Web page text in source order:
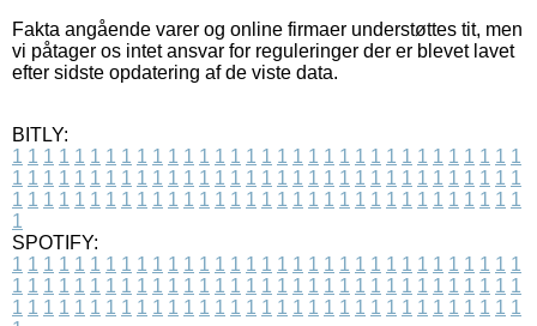
Fakta angående varer og online firmaer understøttes tit, men
vi påtager os intet ansvar for reguleringer der er blevet lavet
efter sidste opdatering af de viste data.
BITLY:
1 1 1 1 1 1 1 1 1 1 1 1 1 1 1 1 1 1 1 1 1 1 1 1 1 1 1 1 1 1 1 1 1
1 1 1 1 1 1 1 1 1 1 1 1 1 1 1 1 1 1 1 1 1 1 1 1 1 1 1 1 1 1 1 1 1
1 1 1 1 1 1 1 1 1 1 1 1 1 1 1 1 1 1 1 1 1 1 1 1 1 1 1 1 1 1 1 1 1
1
SPOTIFY:
1 1 1 1 1 1 1 1 1 1 1 1 1 1 1 1 1 1 1 1 1 1 1 1 1 1 1 1 1 1 1 1 1
1 1 1 1 1 1 1 1 1 1 1 1 1 1 1 1 1 1 1 1 1 1 1 1 1 1 1 1 1 1 1 1 1
1 1 1 1 1 1 1 1 1 1 1 1 1 1 1 1 1 1 1 1 1 1 1 1 1 1 1 1 1 1 1 1 1